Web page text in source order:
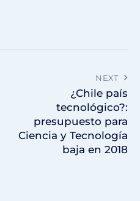
NEXT
¿Chile país
tecnológico?:
presupuesto para
Ciencia y Tecnología
baja en 2018